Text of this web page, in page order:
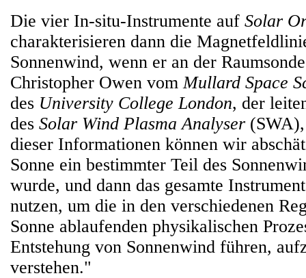
Die vier In-situ-Instrumente auf Solar
charakterisieren dann die
Sonnenwind, wenn er an der
Christopher Owen vomMullard Space
des University College London, der
des Solar Wind Plasma Analyser
dieser Informationen können wir
Sonne ein bestimmter Teil des
wurde, und dann das gesamte
nutzen, um die in den verschiedenen
Sonne ablaufenden physikalischen
Entstehung von Sonnenwind führen,
verstehen."